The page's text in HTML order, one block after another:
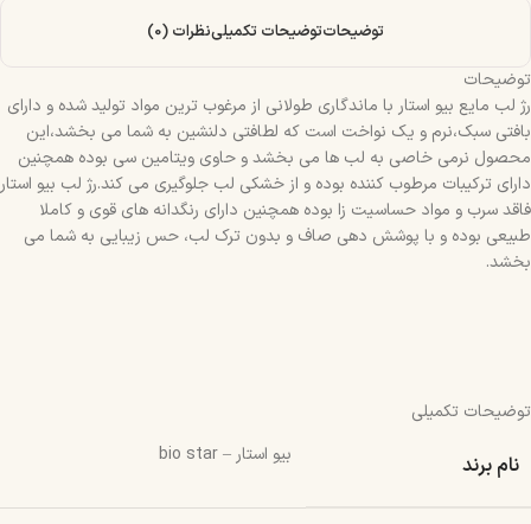
توضیحاتتوضیحات تکمیلینظرات (0)
توضیحات
رژ لب مایع بیو استار با ماندگاری طولانی از مرغوب ترین مواد تولید شده و دارای
بافتی سبک،نرم و یک نواخت است که لطافتی دلنشین به شما می بخشد،این
محصول نرمی خاصی به لب ها می بخشد و حاوی ویتامین سی بوده همچنین
دارای ترکیبات مرطوب کننده بوده و از خشکی لب جلوگیری می کند.رژ لب بیو استار
فاقد سرب و مواد حساسیت زا بوده همچنین دارای رنگدانه های قوی و کاملا
طبیعی بوده و با پوشش دهی صاف و بدون ترک لب، حس زیبایی به شما می
بخشد.
توضیحات تکمیلی
نام برند بیو استار – bio star